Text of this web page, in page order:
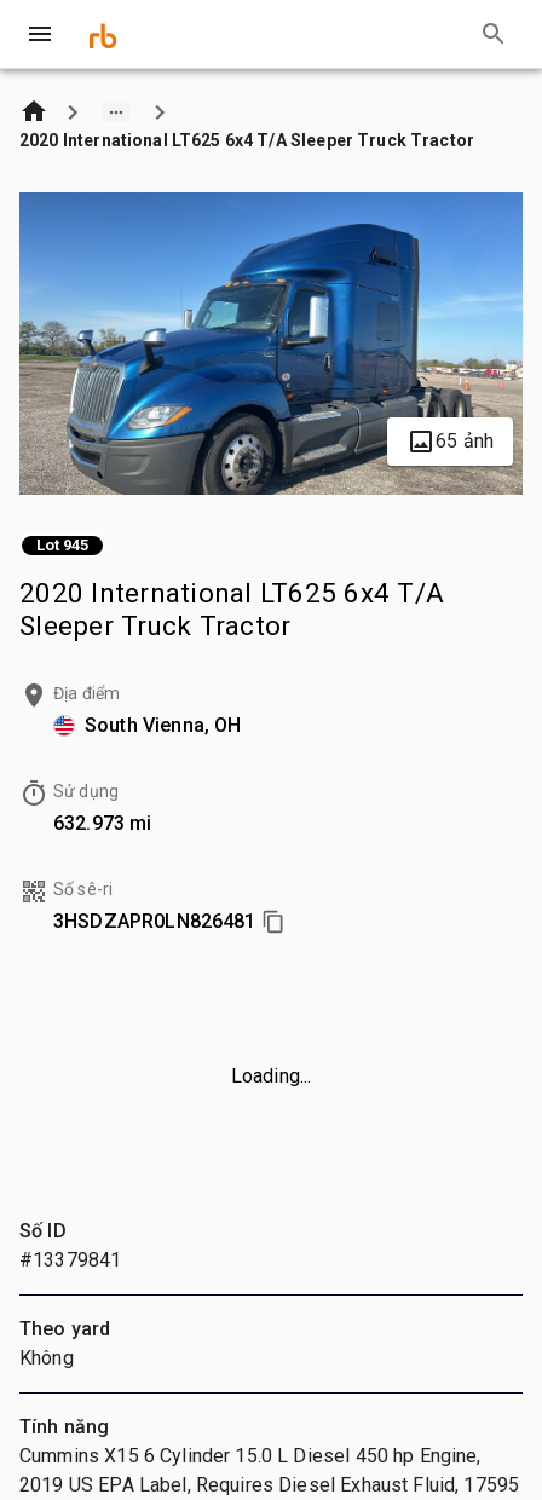
2020 International LT625 6x4 T/A Sleeper Truck Tractor
65 ảnh
Lot 945
2020 International LT625 6x4 T/A
Sleeper Truck Tractor
Địa điểm
South Vienna, OH
Sử dụng
632.973 mi
Số sê-ri
3HSDZAPR0LN826481
Loading...
Số ID
#13379841
Theo yard
Không
Tính năng
Cummins X15 6 Cylinder 15.0 L Diesel 450 hp Engine,
2019 US EPA Label, Requires Diesel Exhaust Fluid, 17595